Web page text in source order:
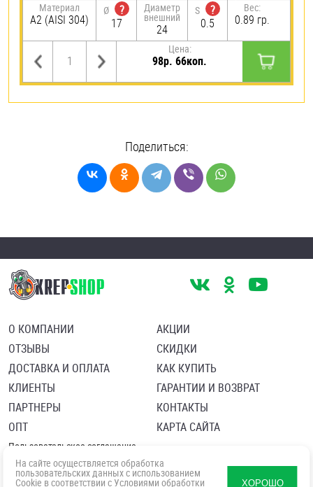
Материал
А2 (AISI 304)
Ø
?
17
Диаметр
внешний
24
S
?
0.5
Вес:
0.89 гр.
Цена:
98р. 66коп.
Поделиться:
О КОМПАНИИ
ОТЗЫВЫ
ДОСТАВКА И ОПЛАТА
КЛИЕНТЫ
ПАРТНЕРЫ
ОПТ
АКЦИИ
СКИДКИ
КАК КУПИТЬ
ГАРАНТИИ И ВОЗВРАТ
КОНТАКТЫ
КАРТА САЙТА
Пользовательское соглашение
Политика в отношении обработки персональных данных
Согласие посетителя сайта на обработку персональных данны
На сайте осуществляется обработка
пользовательских данных с использованием
Cookie в соответствии с Условиями обработки ХОРОШО